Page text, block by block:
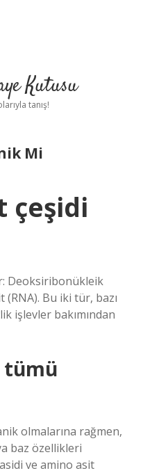
Kutusu
tanış!
Mi
çeşidi
Deoksiribonükleik
Bu iki tür, bazı
işlevler bakımından
tümü
olmalarına rağmen,
baz özellikleri
ve amino asit